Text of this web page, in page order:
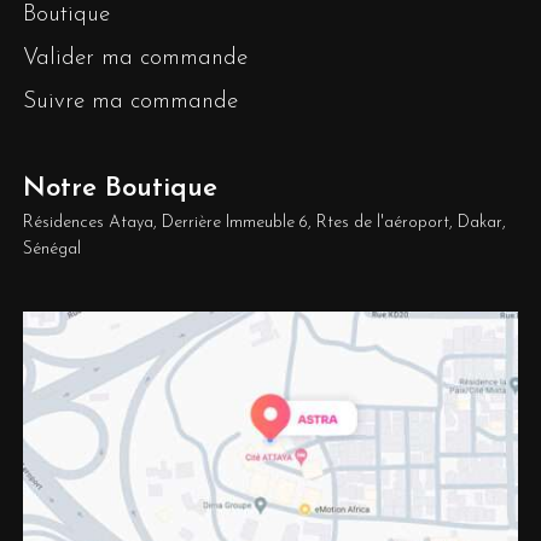
Boutique
Valider ma commande
Suivre ma commande
Notre Boutique
Résidences Ataya, Derrière Immeuble 6, Rtes de l'aéroport, Dakar,
Sénégal